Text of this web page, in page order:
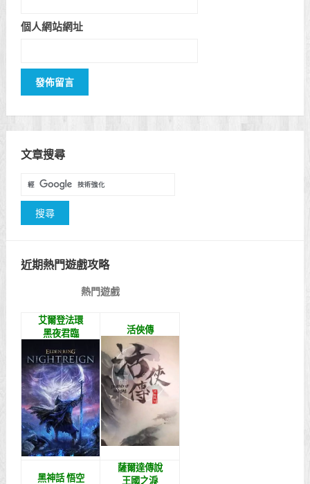
個人網站網址
文章搜尋
近期熱門遊戲攻略
熱門遊戲
艾爾登法環
黑夜君臨
活俠傳
黑神話 悟空
薩爾達傳說
王國之淚